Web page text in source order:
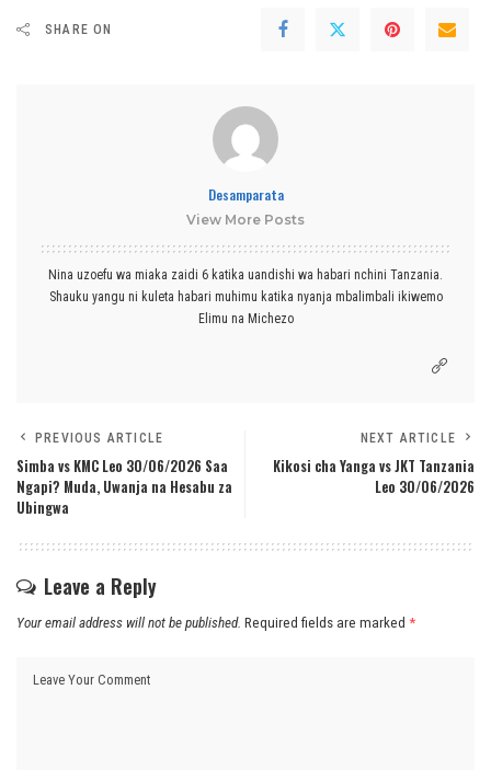
SHARE ON
Desamparata
View More Posts
Nina uzoefu wa miaka zaidi 6 katika uandishi wa habari nchini Tanzania.
Shauku yangu ni kuleta habari muhimu katika nyanja mbalimbali ikiwemo
Elimu na Michezo
PREVIOUS ARTICLE
Simba vs KMC Leo 30/06/2026 Saa
Ngapi? Muda, Uwanja na Hesabu za
Ubingwa
NEXT ARTICLE
Kikosi cha Yanga vs JKT Tanzania
Leo 30/06/2026
Leave a Reply
Your email address will not be published. Required fields are marked *